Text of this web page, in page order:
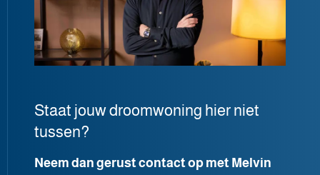
Staat jouw droomwoning hier niet
tussen?
Neem dan gerust contact op met Melvin